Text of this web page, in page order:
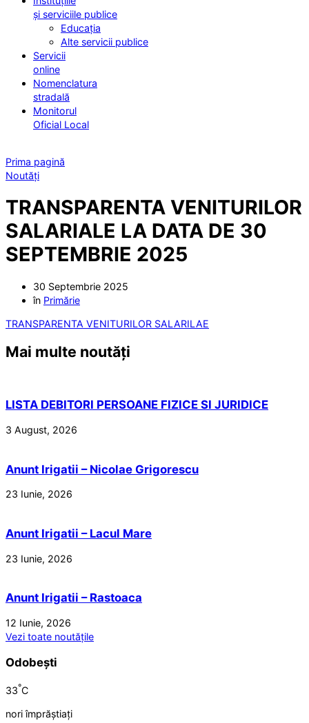
și serviciile publice
Educația
Alte servicii publice
Servicii
online
Nomenclatura
stradală
Monitorul
Oficial Local
Prima pagină
Noutăți
TRANSPARENTA VENITURILOR
SALARIALE LA DATA DE 30
SEPTEMBRIE 2025
30 Septembrie 2025
în Primărie
TRANSPARENTA VENITURILOR SALARILAE
Mai multe noutăți
LISTA DEBITORI PERSOANE FIZICE SI JURIDICE
3 August, 2026
Anunt Irigatii – Nicolae Grigorescu
23 Iunie, 2026
Anunt Irigatii – Lacul Mare
23 Iunie, 2026
Anunt Irigatii – Rastoaca
12 Iunie, 2026
Vezi toate noutățile
Odobești
33°C
nori împrăștiați